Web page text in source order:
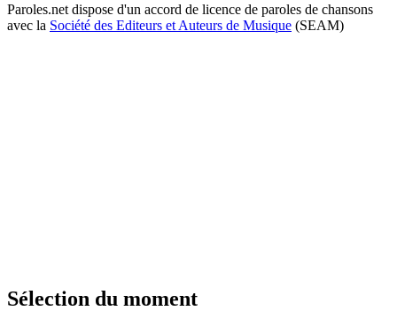
Paroles.net dispose d'un accord de licence de paroles de chansons
avec la Société des Editeurs et Auteurs de Musique (SEAM)
Sélection du moment